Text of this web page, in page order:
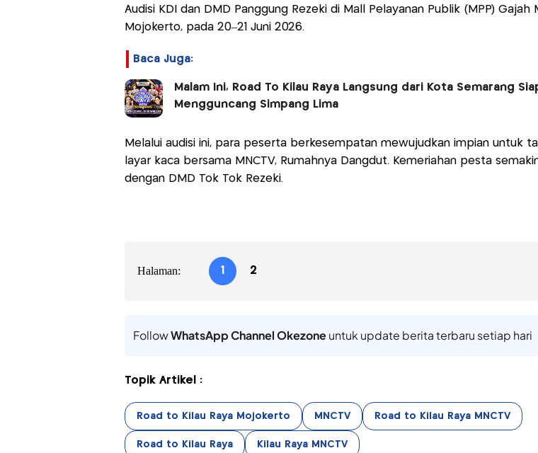
Audisi KDI dan DMD Panggung Rezeki di Mall Pelayanan Publik (MPP) Gajah
Mojokerto, pada 20–21 Juni 2026.
Baca Juga:
Malam Ini, Road To Kilau Raya Langsung dari Kota Semarang
Mengguncang Simpang Lima
Melalui audisi ini, para peserta berkesempatan mewujudkan impian untuk
layar kaca bersama MNCTV, Rumahnya Dangdut. Kemeriahan pesta
dengan DMD Tok Tok Rezeki.
Halaman: 1 2
FollowWhatsApp Channel Okezoneuntuk update berita terbaru setiap hari
Topik Artikel :
Road to Kilau Raya Mojokerto MNCTV Road to Kilau Raya MNCTV
Road to Kilau Raya Kilau Raya MNCTV